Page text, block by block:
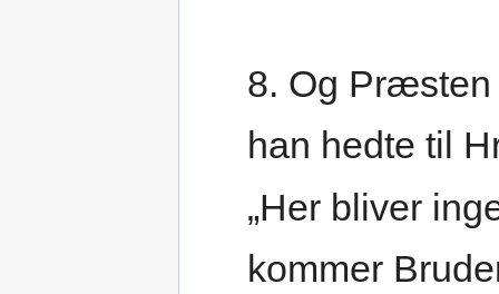
8. Og Præsten
han hedte til
„Her bliver
kommer